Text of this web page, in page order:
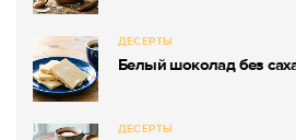
ДЕСЕРТЫ
Белый шоколад без
ДЕСЕРТЫ